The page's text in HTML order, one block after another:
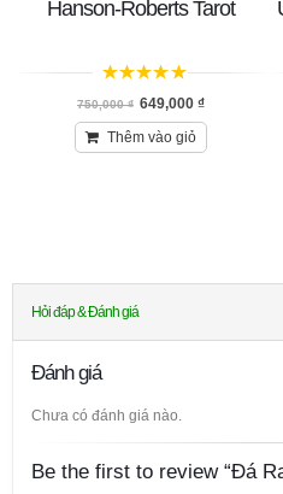
Hanson-Roberts Tarot
750,000₫ 649,000₫
Thêm vào giỏ
Hỏi đáp & Đánh giá
Đánh giá
Chưa có đánh giá nào.
Be the first to review “Đá